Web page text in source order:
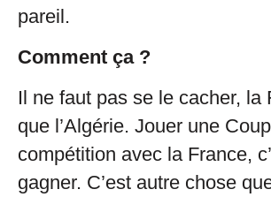
pareil.
Comment ça ?
Il ne faut pas se le cacher,
que l’Algérie. Jouer une
compétition avec la France,
gagner. C’est autre chose